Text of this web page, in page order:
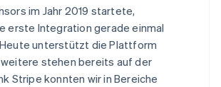
im Jahr 2019 startete,
erste Integration gerade einmal
unterstützt die Plattform
weitere stehen bereits auf der
Stripe konnten wir in Bereiche